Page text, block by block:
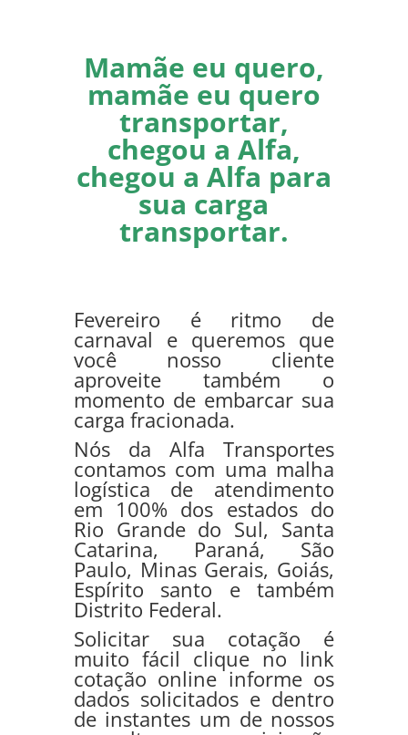
Mamãe eu quero,
mamãe eu quero
transportar,
chegou a Alfa,
chegou a Alfa para
sua carga
transportar.
Fevereiro é ritmo de
carnaval e queremos que
você nosso cliente
aproveite também o
momento de embarcar sua
carga fracionada.
Nós da Alfa Transportes
contamos com uma malha
logística de atendimento
em 100% dos estados do
Rio Grande do Sul, Santa
Catarina, Paraná, São
Paulo, Minas Gerais, Goiás,
Espírito santo e também
Distrito Federal.
Solicitar sua cotação é
muito fácil clique no link
cotação online informe os
dados solicitados e dentro
de instantes um de nossos